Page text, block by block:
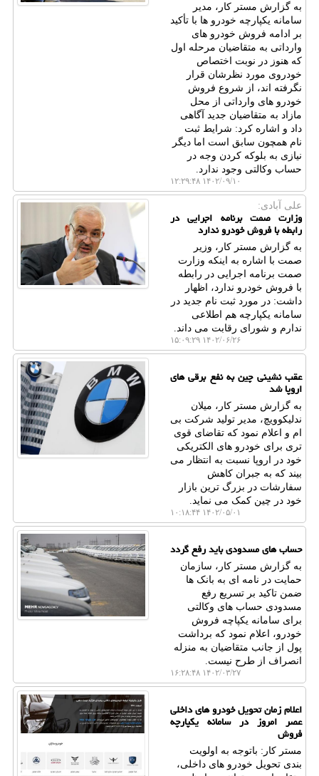
به گزارش مستر کار، مدیر
سامانه یکپارچه خودرو ها با تأکید
بر ادامه فروش خودرو های
وارداتی به متقاضیان مرحله اول
که هنوز در نوبت اختصاص
خودروی مورد نظرشان قرار
نگرفته اند، از شروع فروش
خودرو های وارداتی از محل
مازاد به متقاضیان جدید آگاهی
داد و اشاره کرد: شرایط ثبت
نام همچون سابق است اما دیگر
نیازی به بلوکه کردن وجه در
حساب وکالتی وجود ندارد.
۱۴۰۲/۰۹/۱۰ ۱۲:۲۹:۴۸
علی آبادی:
وزارت صمت برنامه اجرایی در
رابطه با فروش خودرو ندارد
به گزارش مستر کار، وزیر
صمت با اشاره به اینکه وزارت
صمت برنامه اجرایی در رابطه
با فروش خودرو ندارد، اظهار
داشت: در مورد ثبت نام جدید در
سامانه یکپارچه هم اطلاعی
ندارم و شورای رقابت می داند.
۱۴۰۲/۰۶/۲۶ ۱۵:۰۹:۲۹
عقب نشینی چین به نفع برقی های
اروپا شد
به گزارش مستر کار، میلان
ندلیکوویچ، مدیر تولید شرکت بی
ام و اعلام نمود که تقاضای قوی
تری برای خودرو های الکتریکی
خود در اروپا نسبت به انتظار می
بیند که به جبران کاهش
سفارشات در بزرگ ترین بازار
خود در چین کمک می نماید.
۱۴۰۲/۰۵/۰۱ ۱۰:۱۸:۴۴
حساب های مسدودی باید رفع گردد
به گزارش مستر کار، سازمان
حمایت در نامه ای به بانک ها
ضمن تاکید بر تسریع رفع
مسدودی حساب های وکالتی
برای سامانه یکپاچه فروش
خودرو، اعلام نمود که برداشت
پول از جانب متقاضیان به منزله
انصراف از طرح نیست.
۱۴۰۲/۰۳/۲۷ ۱۶:۲۸:۴۸
اعلام زمان تحویل خودرو های داخلی
عصر امروز در سامانه یکپارچه
فروش
مستر کار: باتوجه به اولویت
بندی تحویل خودرو های داخلی،